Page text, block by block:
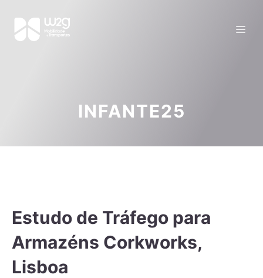
INFANTE25
Estudo de Tráfego para
Armazéns Corkworks,
Lisboa